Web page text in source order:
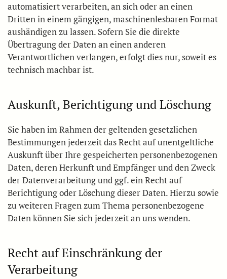
automatisiert verarbeiten, an sich oder an einen
Dritten in einem gängigen, maschinenlesbaren Format
aushändigen zu lassen. Sofern Sie die direkte
Übertragung der Daten an einen anderen
Verantwortlichen verlangen, erfolgt dies nur, soweit es
technisch machbar ist.
Auskunft, Berichtigung und Löschung
Sie haben im Rahmen der geltenden gesetzlichen
Bestimmungen jederzeit das Recht auf unentgeltliche
Auskunft über Ihre gespeicherten personenbezogenen
Daten, deren Herkunft und Empfänger und den Zweck
der Datenverarbeitung und ggf. ein Recht auf
Berichtigung oder Löschung dieser Daten. Hierzu sowie
zu weiteren Fragen zum Thema personenbezogene
Daten können Sie sich jederzeit an uns wenden.
Recht auf Einschränkung der
Verarbeitung